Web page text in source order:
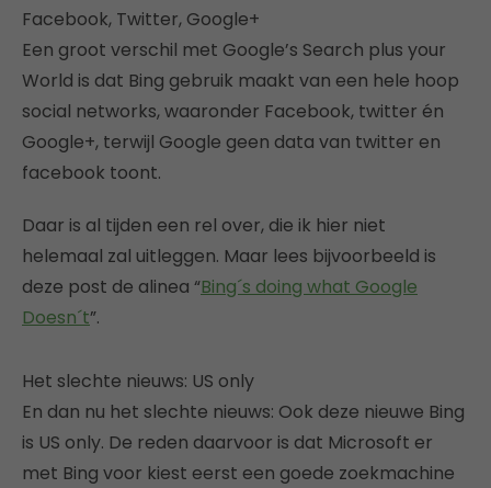
Facebook, Twitter, Google+
Een groot verschil met Google’s Search plus your
World is dat Bing gebruik maakt van een hele hoop
social networks, waaronder Facebook, twitter én
Google+, terwijl Google geen data van twitter en
facebook toont.
Daar is al tijden een rel over, die ik hier niet
helemaal zal uitleggen. Maar lees bijvoorbeeld is
deze post de alinea “Bing´s doing what Google
Doesn´t”.
Het slechte nieuws: US only
En dan nu het slechte nieuws: Ook deze nieuwe Bing
is US only. De reden daarvoor is dat Microsoft er
met Bing voor kiest eerst een goede zoekmachine